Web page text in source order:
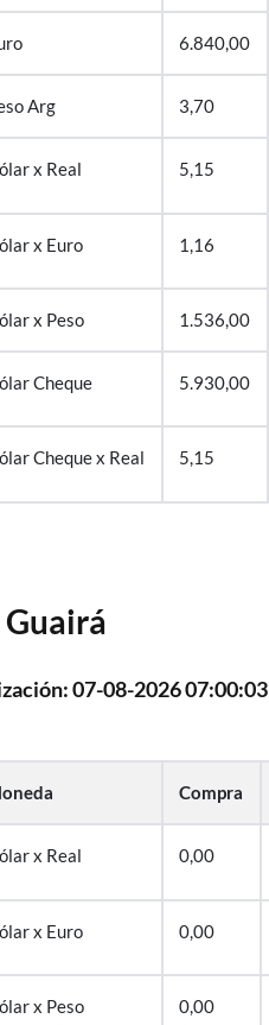
6.840,00
Arg 3,70
x Real 5,15
x Euro 1,16
x Peso 1.536,00
Cheque 5.930,00
Cheque x Real 5,15
07-08-2026 07:00:03
Compra
x Real 0,00
x Euro 0,00
x Peso 0,00